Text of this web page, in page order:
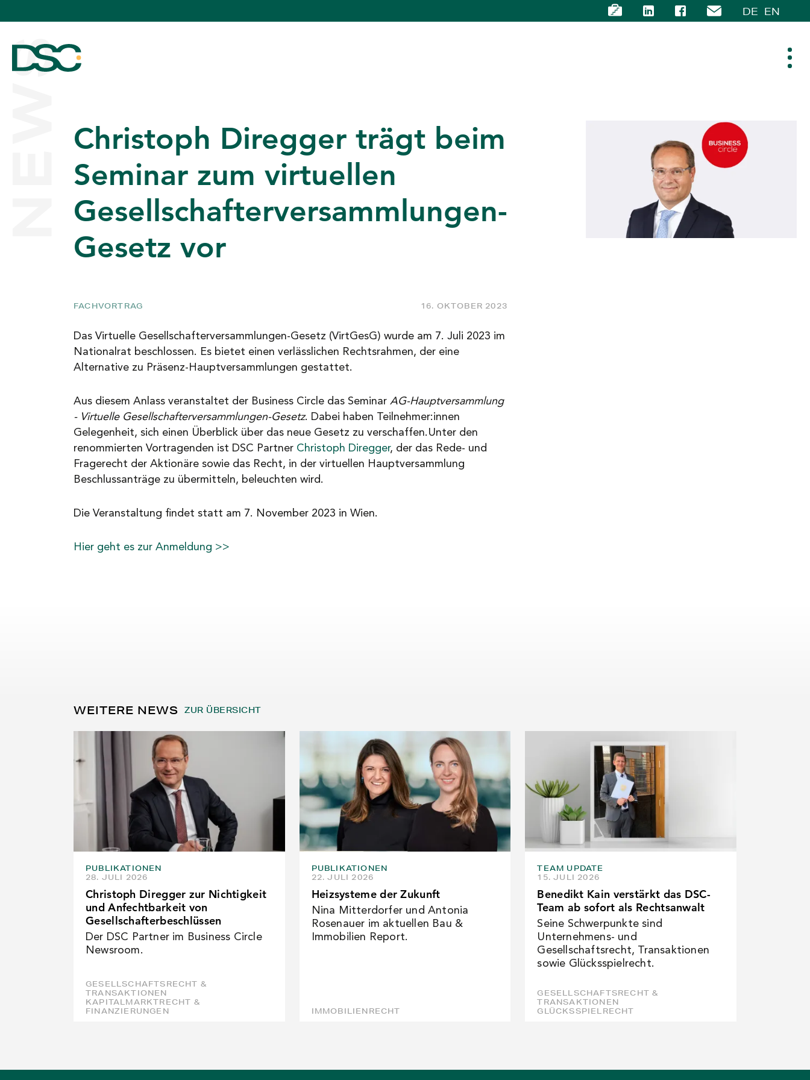
DE EN
ÜBER UNS
EXPERTISE
TEAM
NEWS
KARRIERE
KONTAKT
NEWS Christoph Diregger trägt beim
Seminar zum virtuellen
Gesellschafterversammlungen-
Gesetz vor
FACHVORTRAG 16. OKTOBER 2023
Das Virtuelle Gesellschafterversammlungen-Gesetz (VirtGesG) wurde am 7. Juli 2023 im
Nationalrat beschlossen. Es bietet einen verlässlichen Rechtsrahmen, der eine
Alternative zu Präsenz-Hauptversammlungen gestattet.
Aus diesem Anlass veranstaltet der Business Circle das Seminar AG-Hauptversammlung
- Virtuelle Gesellschafterversammlungen-Gesetz. Dabei haben Teilnehmer:innen
Gelegenheit, sich einen Überblick über das neue Gesetz zu verschaffen.Unter den
renommierten Vortragenden ist DSC Partner Christoph Diregger, der das Rede- und
Fragerecht der Aktionäre sowie das Recht, in der virtuellen Hauptversammlung
Beschlussanträge zu übermitteln, beleuchten wird.
Die Veranstaltung findet statt am 7. November 2023 in Wien.
Hier geht es zur Anmeldung >>
WEITERE NEWS ZUR ÜBERSICHT
PUBLIKATIONEN
28. JULI 2026
Christoph Diregger zur Nichtigkeit
und Anfechtbarkeit von
Gesellschafterbeschlüssen
Der DSC Partner im Business Circle
Newsroom.
GESELLSCHAFTSRECHT &
TRANSAKTIONEN
KAPITALMARKTRECHT &
FINANZIERUNGEN
PUBLIKATIONEN
22. JULI 2026
Heizsysteme der Zukunft
Nina Mitterdorfer und Antonia
Rosenauer im aktuellen Bau &
Immobilien Report.
IMMOBILIENRECHT
TEAM UPDATE
15. JULI 2026
Benedikt Kain verstärkt das DSC-
Team ab sofort als Rechtsanwalt
Seine Schwerpunkte sind
Unternehmens- und
Gesellschaftsrecht, Transaktionen
sowie Glücksspielrecht.
GESELLSCHAFTSRECHT &
TRANSAKTIONEN
GLÜCKSSPIELRECHT